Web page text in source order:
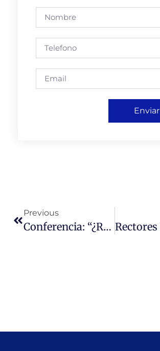
Enviar
Previous
Conferencia: “¿Resolver Problemas O Repensar La Democracia? Una Reflexión Crítica Sobre Mark Warren”